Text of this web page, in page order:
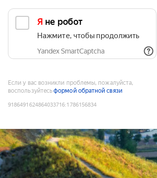
Я не робот
Нажмите, чтобы продолжить
Yandex SmartCaptcha
Если у вас возникли проблемы, пожалуйста,
воспользуйтесьформой обратной связи
9186491624864033716:1786156834